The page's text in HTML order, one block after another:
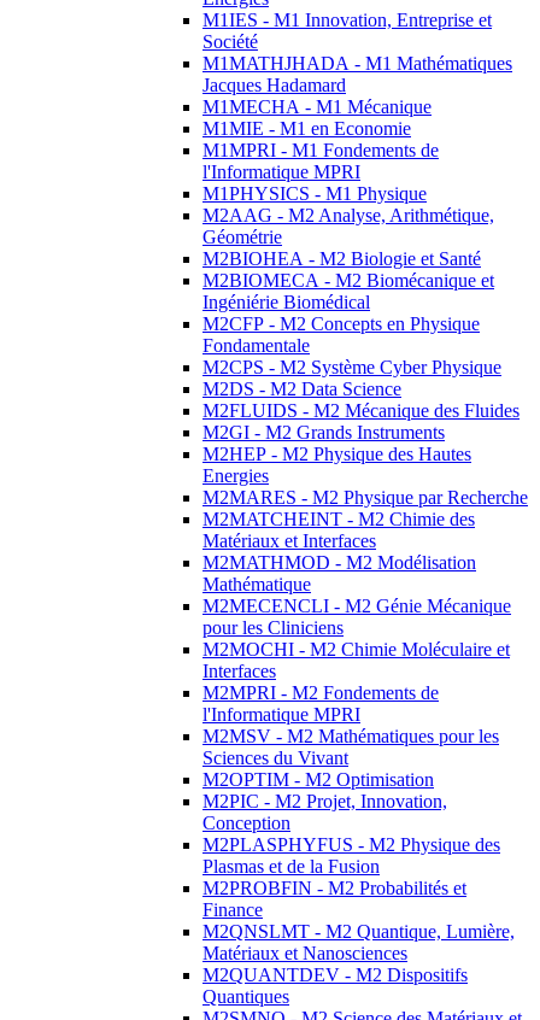
M1IES - M1 Innovation, Entreprise et
Société
M1MATHJHADA - M1 Mathématiques
Jacques Hadamard
M1MECHA - M1 Mécanique
M1MIE - M1 en Economie
M1MPRI - M1 Fondements de
l'Informatique MPRI
M1PHYSICS - M1 Physique
M2AAG - M2 Analyse, Arithmétique,
Géométrie
M2BIOHEA - M2 Biologie et Santé
M2BIOMECA - M2 Biomécanique et
Ingéniérie Biomédical
M2CFP - M2 Concepts en Physique
Fondamentale
M2CPS - M2 Système Cyber Physique
M2DS - M2 Data Science
M2FLUIDS - M2 Mécanique des Fluides
M2GI - M2 Grands Instruments
M2HEP - M2 Physique des Hautes
Energies
M2MARES - M2 Physique par Recherche
M2MATCHEINT - M2 Chimie des
Matériaux et Interfaces
M2MATHMOD - M2 Modélisation
Mathématique
M2MECENCLI - M2 Génie Mécanique
pour les Cliniciens
M2MOCHI - M2 Chimie Moléculaire et
Interfaces
M2MPRI - M2 Fondements de
l'Informatique MPRI
M2MSV - M2 Mathématiques pour les
Sciences du Vivant
M2OPTIM - M2 Optimisation
M2PIC - M2 Projet, Innovation,
Conception
M2PLASPHYFUS - M2 Physique des
Plasmas et de la Fusion
M2PROBFIN - M2 Probabilités et
Finance
M2QNSLMT - M2 Quantique, Lumière,
Matériaux et Nanosciences
M2QUANTDEV - M2 Dispositifs
Quantiques